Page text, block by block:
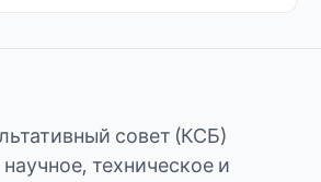
совет (КСБ)
техническое и